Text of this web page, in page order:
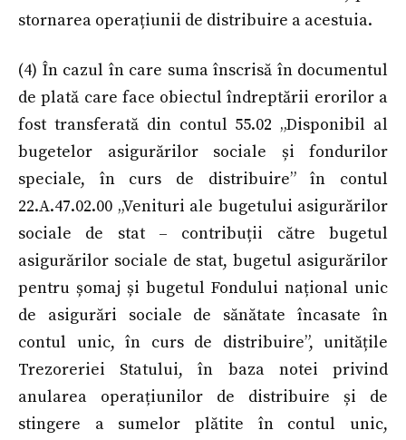
stornarea operațiunii de distribuire a acestuia.
(4) În cazul în care suma înscrisă în documentul
de plată care face obiectul îndreptării erorilor a
fost transferată din contul 55.02 „Disponibil al
bugetelor asigurărilor sociale și fondurilor
speciale, în curs de distribuire” în contul
22.A.47.02.00 „Venituri ale bugetului asigurărilor
sociale de stat – contribuții către bugetul
asigurărilor sociale de stat, bugetul asigurărilor
pentru șomaj și bugetul Fondului național unic
de asigurări sociale de sănătate încasate în
contul unic, în curs de distribuire”, unitățile
Trezoreriei Statului, în baza notei privind
anularea operațiunilor de distribuire și de
stingere a sumelor plătite în contul unic,